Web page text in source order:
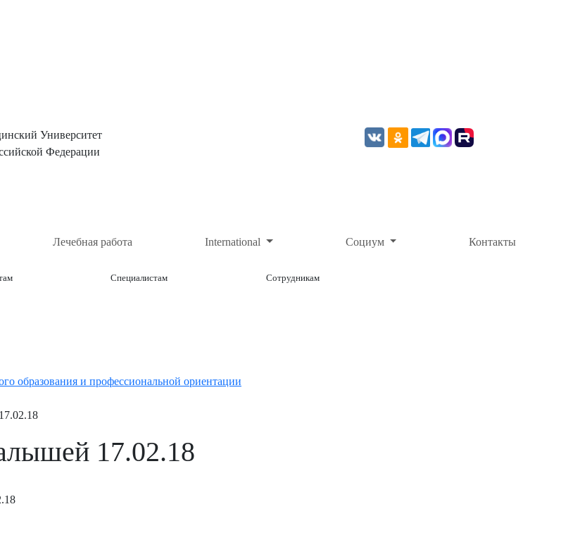
Университет
Федерации
Лечебная работа International Социум Контакты
Специалистам Сотрудникам
образования и профессиональной ориентации
17.02.18